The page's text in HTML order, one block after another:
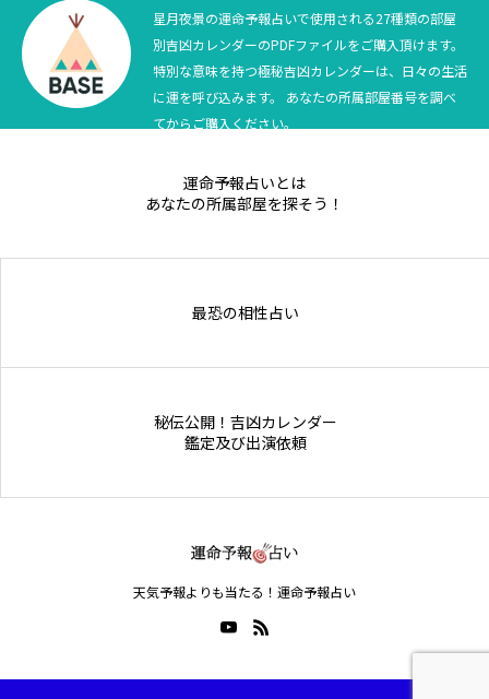
テニス四大大会・五輪
テニス四大大会・五輪
星月夜景の運命予報占いで使用される27種類の部屋
別吉凶カレンダーのPDFファイルをご購入頂けます。
特別な意味を持つ極秘吉凶カレンダーは、日々の生活
に運を呼び込みます。 あなたの所属部屋番号を調べ
てからご購入ください。
運命予報占いとは
あなたの所属部屋を探そう！
最恐の相性占い
秘伝公開！吉凶カレンダー
鑑定及び出演依頼
天気予報よりも当たる！運命予報占い